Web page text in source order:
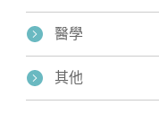
醫學
其他